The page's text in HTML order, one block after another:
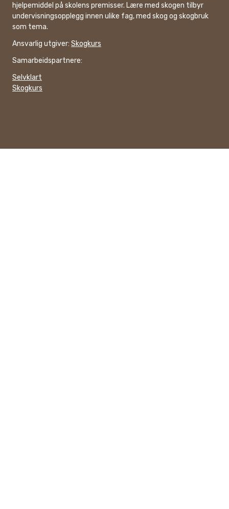
hjelpemiddel på skolens premisser. Lære med skogen tilbyr
undervisningsopplegg innen ulike fag, med skog og skogbruk
som tema.
Ansvarlig utgiver: Skogkurs
Samarbeidspartnere:
Selvklart
Skogkurs